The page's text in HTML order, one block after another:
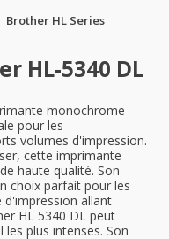
Brother HL Series
HL-5340 DL
monochrome
pour les
volumes d'impression.
cette imprimante
haute qualité. Son
choix parfait pour les
d'impression allant
HL 5340 DL peut
plus intenses. Son